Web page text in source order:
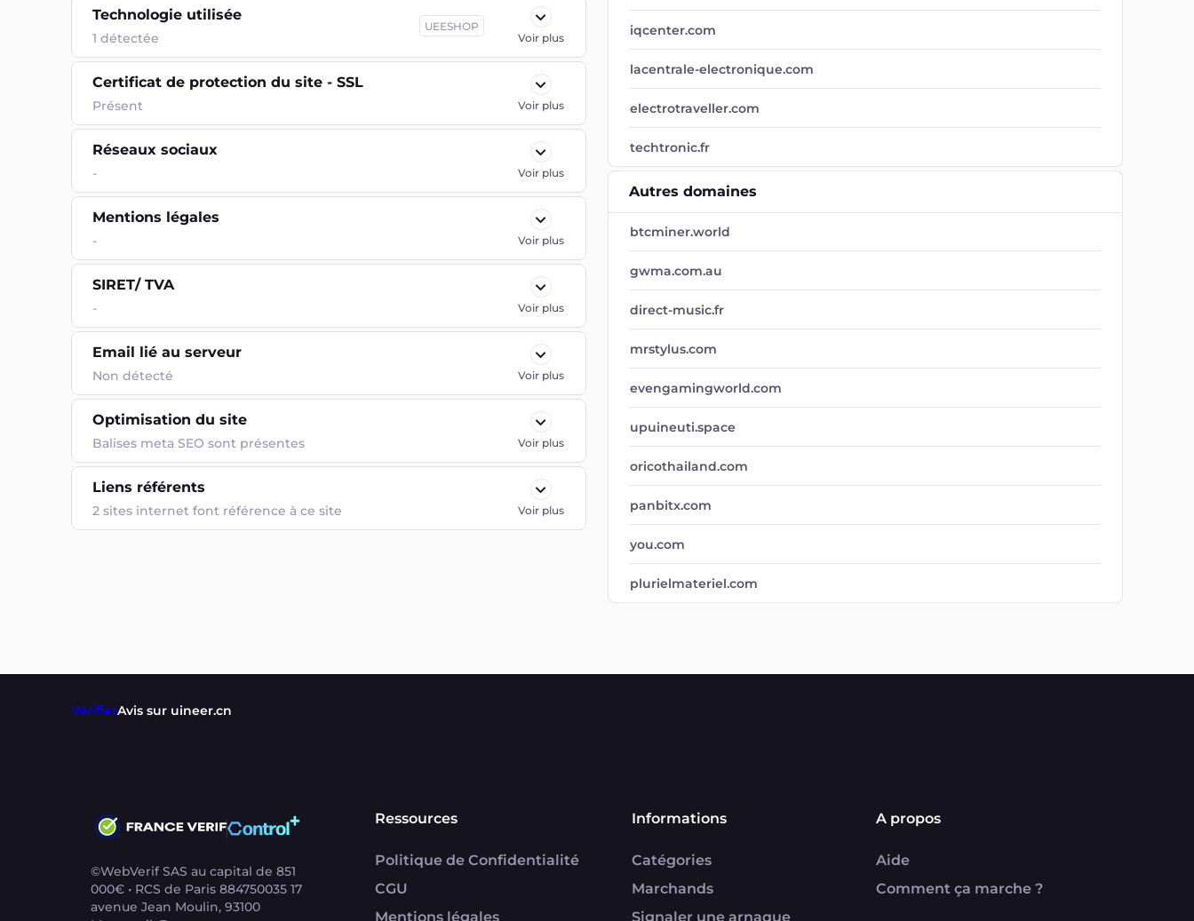
Technologie utilisée
1 détectée
UEESHOP
Voir plus
Certificat de protection du site - SSL
Présent Voir plus
Réseaux sociaux
- Voir plus
Mentions légales
- Voir plus
SIRET/ TVA
- Voir plus
Email lié au serveur
Non détecté Voir plus
Optimisation du site
Balises meta SEO sont présentes Voir plus
Liens référents
2 sites internet font référence à ce site Voir plus
iqcenter.com
lacentrale-electronique.com
electrotraveller.com
techtronic.fr
Autres domaines
btcminer.world
gwma.com.au
direct-music.fr
mrstylus.com
evengamingworld.com
upuineuti.space
oricothailand.com
panbitx.com
you.com
plurielmateriel.com
VerifierAvis sur uineer.cn
©WebVerif SAS au capital de 851
000€ • RCS de Paris 884750035 17
avenue Jean Moulin, 93100
Ressources
Politique de Confidentialité
CGU
Mentions légales
Informations
Catégories
Marchands
Signaler une arnaque
A propos
Aide
Comment ça marche ?